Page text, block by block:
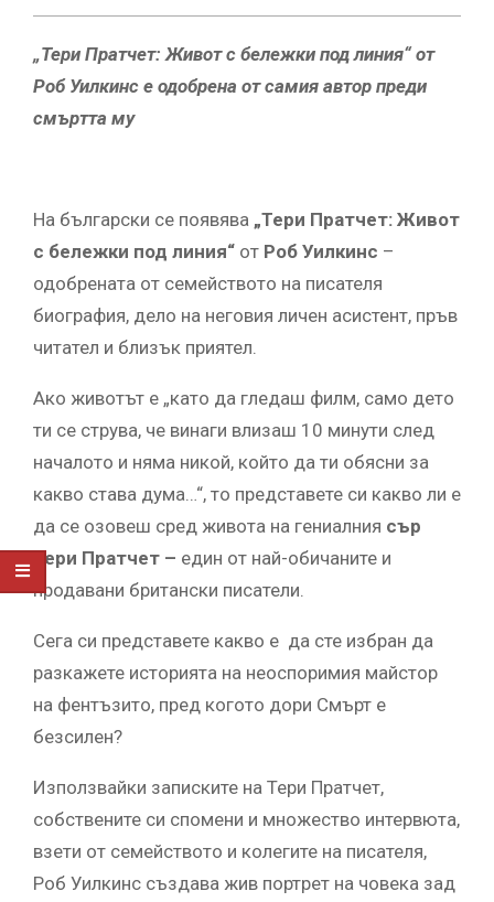
„Тери Пратчет: Живот с бележки под линия“от
Роб Уилкинс е одобрена от самия автор преди
смъртта му
На български се появява „Тери Пратчет: Живот
с бележки под линия“ от Роб Уилкинс –
одобрената от семейството на писателя
биография, дело на неговия личен асистент, пръв
читател и близък приятел.
Ако животът е „като да гледаш филм, само дето
ти се струва, че винаги влизаш 10 минути след
началото и няма никой, който да ти обясни за
какво става дума…“, то представете си какво ли е
да се озовеш сред живота на гениалния сър
Тери Пратчет – един от най-обичаните и
продавани британски писатели.
Сега си представете какво е да сте избран да
разкажете историята на неоспоримия майстор
на фентъзито, пред когото дори Смърт е
безсилен?
Използвайки записките на Тери Пратчет,
собствените си спомени и множество интервюта,
взети от семейството и колегите на писателя,
Роб Уилкинс създава жив портрет на човека зад